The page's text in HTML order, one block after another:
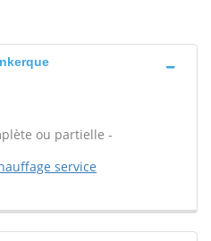
ou partielle -
service